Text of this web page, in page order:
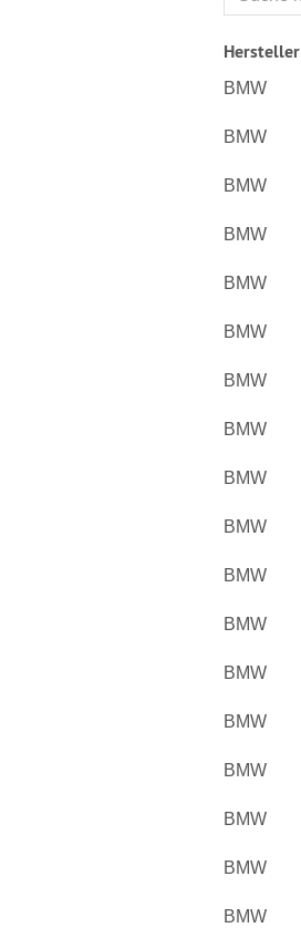
Hersteller
BMW
BMW
BMW
BMW
BMW
BMW
BMW
BMW
BMW
BMW
BMW
BMW
BMW
BMW
BMW
BMW
BMW
BMW